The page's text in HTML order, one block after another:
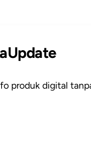
produk digital